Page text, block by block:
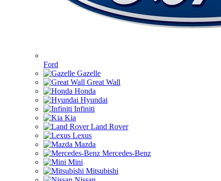
Ford
Gazelle
Great Wall
Honda
Hyundai
Infiniti
Kia
Land Rover
Lexus
Mazda
Mercedes-Benz
Mini
Mitsubishi